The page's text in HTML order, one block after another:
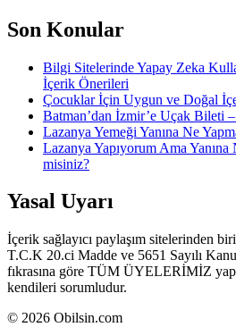
Son Konular
Bilgi Sitelerinde Yapay Zeka
İçerik Önerileri
Çocuklar İçin Uygun ve Doğal
Batman’dan İzmir’e Uçak Bileti
Lazanya Yemeği Yanına Ne
Lazanya Yapıyorum Ama
misiniz?
Yasal Uyarı
İçerik sağlayıcı paylaşım sitelerinden
T.C.K 20.ci Madde ve 5651 Sayılı
fıkrasına göre TÜM ÜYELERİMİZ
kendileri sorumludur.
© 2026 Obilsin.com